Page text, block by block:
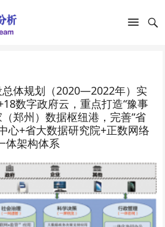
体规划（2020—2022年）实
数字政府云，重点打造“豫事
（郑州）数据枢纽港，完善“省
心+省大数据研究院+正数网络
体架构体系